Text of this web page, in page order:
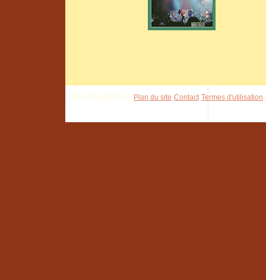
Pisa Tour 2026 © Plan du site Contact Termes d'utilisation